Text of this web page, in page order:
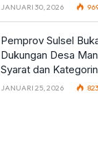
JANUARI 30, 2026
Pemprov Sulsel
Dukungan Desa
Syarat dan
JANUARI 25, 2026 823